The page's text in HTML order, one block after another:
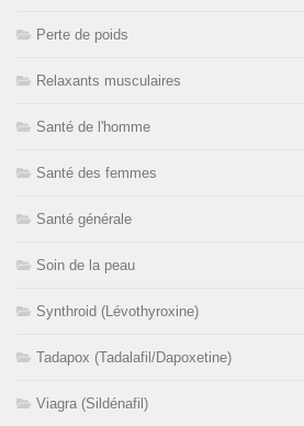
Perte de poids
Relaxants musculaires
Santé de l'homme
Santé des femmes
Santé générale
Soin de la peau
Synthroid (Lévothyroxine)
Tadapox (Tadalafil/Dapoxetine)
Viagra (Sildénafil)